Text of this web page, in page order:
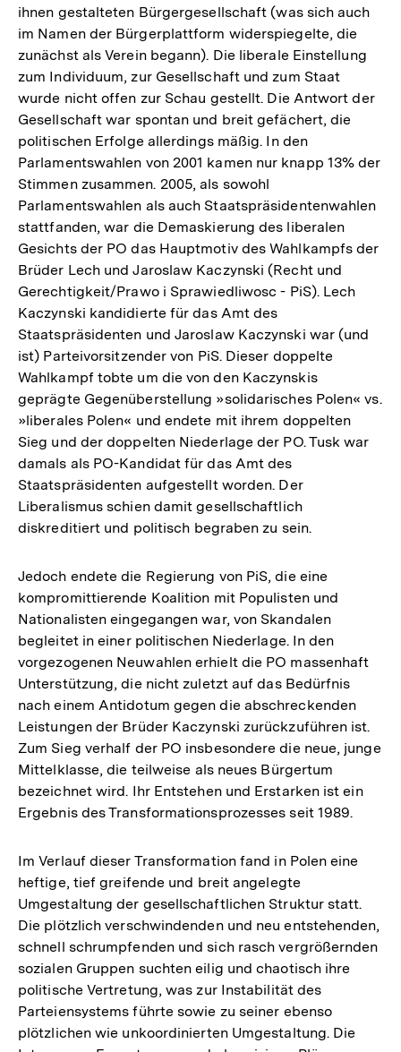
ihnen gestalteten Bürgergesellschaft (was sich auch
im Namen der Bürgerplattform widerspiegelte, die
zunächst als Verein begann). Die liberale Einstellung
zum Individuum, zur Gesellschaft und zum Staat
wurde nicht offen zur Schau gestellt. Die Antwort der
Gesellschaft war spontan und breit gefächert, die
politischen Erfolge allerdings mäßig. In den
Parlamentswahlen von 2001 kamen nur knapp 13% der
Stimmen zusammen. 2005, als sowohl
Parlamentswahlen als auch Staatspräsidentenwahlen
stattfanden, war die Demaskierung des liberalen
Gesichts der PO das Hauptmotiv des Wahlkampfs der
Brüder Lech und Jaroslaw Kaczynski (Recht und
Gerechtigkeit/Prawo i Sprawiedliwosc - PiS). Lech
Kaczynski kandidierte für das Amt des
Staatspräsidenten und Jaroslaw Kaczynski war (und
ist) Parteivorsitzender von PiS. Dieser doppelte
Wahlkampf tobte um die von den Kaczynskis
geprägte Gegenüberstellung »solidarisches Polen« vs.
»liberales Polen« und endete mit ihrem doppelten
Sieg und der doppelten Niederlage der PO. Tusk war
damals als PO-Kandidat für das Amt des
Staatspräsidenten aufgestellt worden. Der
Liberalismus schien damit gesellschaftlich
diskreditiert und politisch begraben zu sein.
Jedoch endete die Regierung von PiS, die eine
kompromittierende Koalition mit Populisten und
Nationalisten eingegangen war, von Skandalen
begleitet in einer politischen Niederlage. In den
vorgezogenen Neuwahlen erhielt die PO massenhaft
Unterstützung, die nicht zuletzt auf das Bedürfnis
nach einem Antidotum gegen die abschreckenden
Leistungen der Brüder Kaczynski zurückzuführen ist.
Zum Sieg verhalf der PO insbesondere die neue, junge
Mittelklasse, die teilweise als neues Bürgertum
bezeichnet wird. Ihr Entstehen und Erstarken ist ein
Ergebnis des Transformationsprozesses seit 1989.
Im Verlauf dieser Transformation fand in Polen eine
heftige, tief greifende und breit angelegte
Umgestaltung der gesellschaftlichen Struktur statt.
Die plötzlich verschwindenden und neu entstehenden,
schnell schrumpfenden und sich rasch vergrößernden
sozialen Gruppen suchten eilig und chaotisch ihre
politische Vertretung, was zur Instabilität des
Parteiensystems führte sowie zu seiner ebenso
plötzlichen wie unkoordinierten Umgestaltung. Die